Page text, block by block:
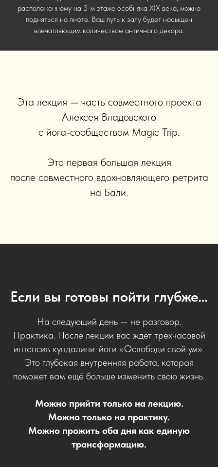
расположенному на 3-м этаже особняка XIX века, можно
подняться на лифте. Ваш путь к залу будет насыщен
впечатляющим количеством античного декора.
Эта лекция — часть совместного проекта
Алексея Владовского
с йога-сообществом Magic Trip.
Это первая большая лекция
после совместного вдохновляющего ретрита
на Бали.
Если вы готовы пойти глубже…
На следующий день — не разговор.
Практика. После лекции вас ждёт трехчасовой
интенсив кундалини-йоги «Освободи свой ум».
Это глубокая внутренняя работа, которая
поможет вам ещё больше изменить свою жизнь.
Можно прийти только на лекцию.
Можно только на практику.
Можно прожить оба дня как единую
трансформацию.